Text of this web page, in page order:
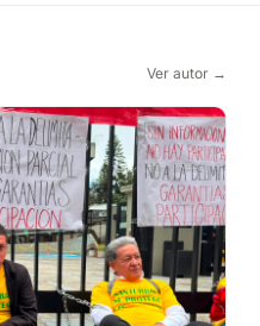
Ver autor →